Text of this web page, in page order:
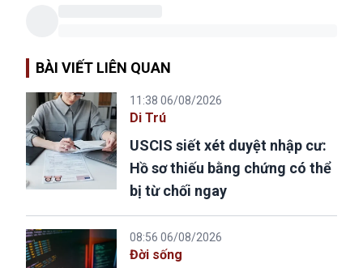
BÀI VIẾT LIÊN QUAN
11:38 06/08/2026
Di Trú
USCIS siết xét duyệt nhập cư:
Hồ sơ thiếu bằng chứng có thể
bị từ chối ngay
08:56 06/08/2026
Đời sống